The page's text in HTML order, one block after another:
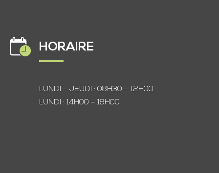
HORAIRE
LUNDI – JEUDI : 08H30 – 12H00
LUNDI : 14H00 – 18H00